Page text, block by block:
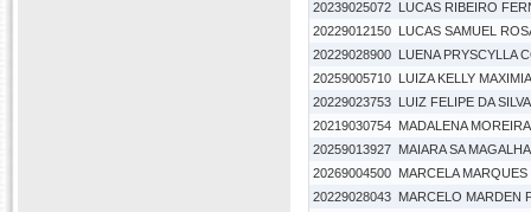
20239025072 LUCAS RIBEIRO
20229012150 LUCAS SAMUEL
20229028900 LUENA PRYSCYLLA
20259005710 LUIZA KELLY
20229023753 LUIZ FELIPE DA
20219030754 MADALENA
20259013927 MAIARA SA
20269004500 MARCELA
20229028043 MARCELO MARDEN